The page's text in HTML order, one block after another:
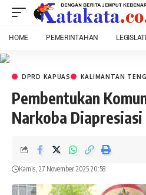
HOME PEMERINTAHAN
DPRD KAPUAS KALIMANTAN
Pembentukan
Narkoba Diapresiasi
Kamis, 27 November 2025 20:58